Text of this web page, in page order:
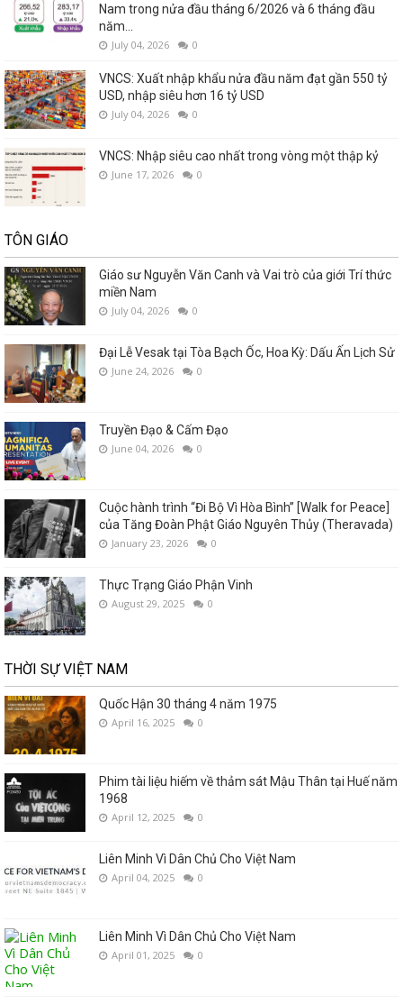
Nam trong nửa đầu tháng 6/2026 và 6 tháng đầu
năm...
July 04, 2026 0
VNCS: Xuất nhập khẩu nửa đầu năm đạt gần 550 tỷ
USD, nhập siêu hơn 16 tỷ USD
July 04, 2026 0
VNCS: Nhập siêu cao nhất trong vòng một thập kỷ
June 17, 2026 0
TÔN GIÁO
Giáo sư Nguyễn Văn Canh và Vai trò của giới Trí thức
miền Nam
July 04, 2026 0
Đại Lễ Vesak tại Tòa Bạch Ốc, Hoa Kỳ: Dấu Ấn Lịch Sử
June 24, 2026 0
Truyền Đạo & Cấm Đạo
June 04, 2026 0
Cuộc hành trình “Đi Bộ Vì Hòa Bình” [Walk for Peace]
của Tăng Đoàn Phật Giáo Nguyên Thủy (Theravada)
January 23, 2026 0
Thực Trạng Giáo Phận Vinh
August 29, 2025 0
THỜI SỰ VIỆT NAM
Quốc Hận 30 tháng 4 năm 1975
April 16, 2025 0
Phim tài liệu hiếm về thảm sát Mậu Thân tại Huế năm
1968
April 12, 2025 0
Liên Minh Vì Dân Chủ Cho Việt Nam
April 04, 2025 0
Liên Minh Vì Dân Chủ Cho Việt Nam
April 01, 2025 0